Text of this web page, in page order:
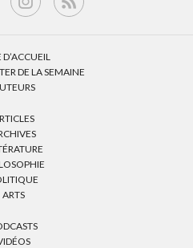
D’ACCUEIL
DE LA SEMAINE
ARTS